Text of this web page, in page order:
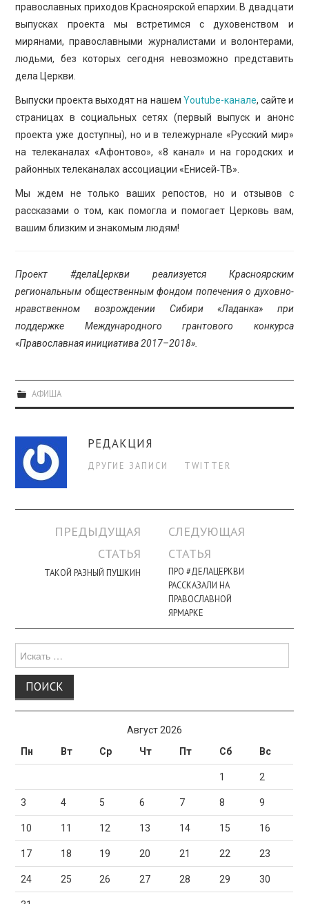
православных приходов Красноярской епархии. В двадцати
выпусках проекта мы встретимся с духовенством и
мирянами, православными журналистами и волонтерами,
людьми, без которых сегодня невозможно представить
дела Церкви.
Выпуски проекта выходят на нашем Youtube-канале, сайте и
страницах в социальных сетях (первый выпуск и анонс
проекта уже доступны), но и в тележурнале «Русский мир»
на телеканалах «Афонтово», «8 канал» и на городских и
районных телеканалах ассоциации «Енисей‑ТВ».
Мы ждем не только ваших репостов, но и отзывов с
рассказами о том, как помогла и помогает Церковь вам,
вашим близким и знакомым людям!
Проект #делаЦеркви реализуется Красноярским
региональным общественным фондом попечения о духовно-
нравственном возрождении Сибири «Ладанка» при
поддержке Международного грантового конкурса
«Православная инициатива 2017–2018».
АФИША
РЕДАКЦИЯ
ДРУГИЕ ЗАПИСИ TWITTER
Навигация
записи
ПРЕДЫДУЩАЯ
СТАТЬЯ
ТАКОЙ РАЗНЫЙ ПУШКИН
СЛЕДУЮЩАЯ
СТАТЬЯ
ПРО #ДЕЛАЦЕРКВИ
РАССКАЗАЛИ НА
ПРАВОСЛАВНОЙ
ЯРМАРКЕ
для:
Август 2026
Пн
Вт Ср Чт Пт Сб Вс
1 2
3 4 5 6 7 8 9
10 11 12 13 14 15 16
17 18 19 20 21 22 23
24 25 26 27 28 29 30